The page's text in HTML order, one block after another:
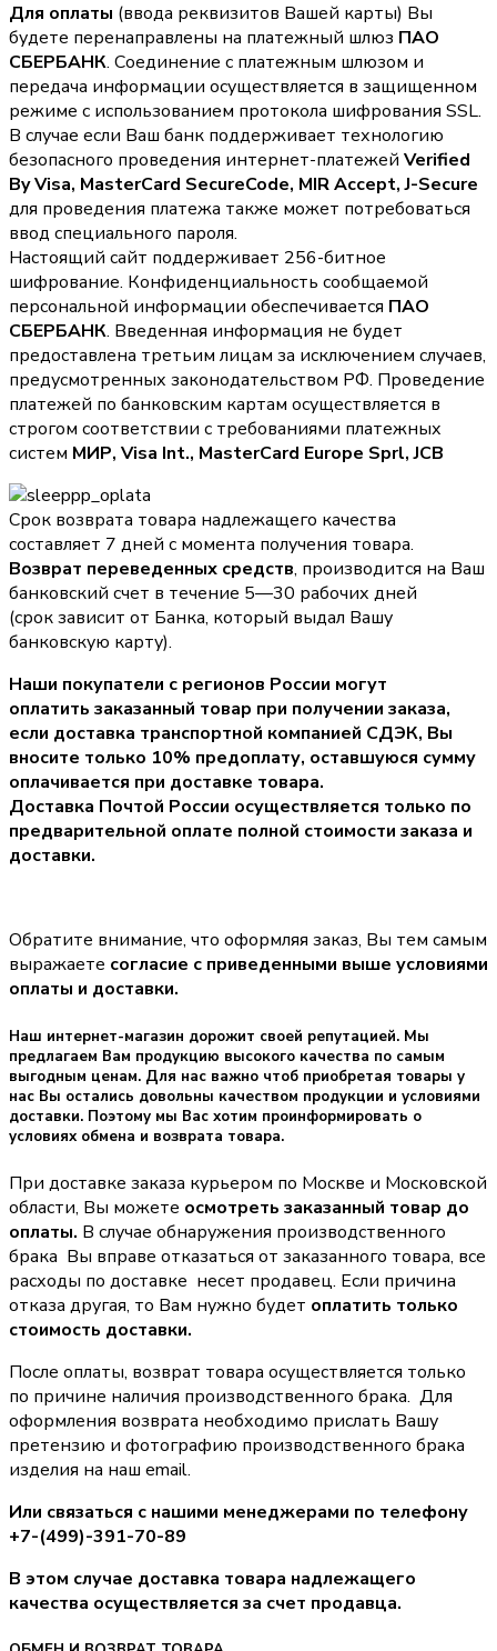
Для оплаты (ввода реквизитов Вашей карты) Вы
будете перенаправлены на платежный шлюз ПАО
СБЕРБАНК. Соединение с платежным шлюзом и
передача информации осуществляется в защищенном
режиме с использованием протокола шифрования SSL.
В случае если Ваш банк поддерживает технологию
безопасного проведения интернет-платежей Verified
By Visa, MasterCard SecureCode, MIR Accept, J-Secure
для проведения платежа также может потребоваться
ввод специального пароля.
Настоящий сайт поддерживает 256-битное
шифрование. Конфиденциальность сообщаемой
персональной информации обеспечивается ПАО
СБЕРБАНК. Введенная информация не будет
предоставлена третьим лицам за исключением случаев,
предусмотренных законодательством РФ. Проведение
платежей по банковским картам осуществляется в
строгом соответствии с требованиями платежных
систем МИР, Visa Int., MasterCard Europe Sprl, JCB
Срок возврата товара надлежащего качества
составляет 7 дней с момента получения товара.
Возврат переведенных средств, производится на Ваш
банковский счет в течение 5—30 рабочих дней
(срок зависит от Банка, который выдал Вашу
банковскую карту).
Наши покупатели с регионов России могут
оплатить заказанный товар при получении заказа,
если доставка транспортной компанией СДЭК, Вы
вносите только 10% предоплату, оставшуюся сумму
оплачивается при доставке товара.
Доставка Почтой России осуществляется только по
предварительной оплате полной стоимости заказа и
доставки.
Обратите внимание, что оформляя заказ, Вы тем самым
выражаете согласие с приведенными выше условиями
оплаты и доставки.
Наш интернет-магазин дорожит своей репутацией. Мы
предлагаем Вам продукцию высокого качества по самым
выгодным ценам. Для нас важно чтоб приобретая товары у
нас Вы остались довольны качеством продукции и условиями
доставки. Поэтому мы Вас хотим проинформировать о
условиях обмена и возврата товара.
При доставке заказа курьером по Москве и Московской
области, Вы можете осмотреть заказанный товар до
оплаты. В случае обнаружения производственного
брака Вы вправе отказаться от заказанного товара, все
расходы по доставке несет продавец. Если причина
отказа другая, то Вам нужно будет оплатить только
стоимость доставки.
После оплаты, возврат товара осуществляется только
по причине наличия производственного брака. Для
оформления возврата необходимо прислать Вашу
претензию и фотографию производственного брака
изделия на наш email.
Или связаться с нашими менеджерами по телефону
+7-(499)-391-70-89
В этом случае доставка товара надлежащего
качества осуществляется за счет продавца.